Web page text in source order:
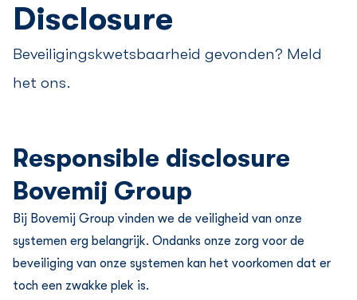
Disclosure
Beveiligingskwetsbaarheid gevonden? Meld
het ons.
Responsible disclosure
Bovemij Group
Bij Bovemij Group vinden we de veiligheid van onze
systemen erg belangrĳk. Ondanks onze zorg voor de
beveiliging van onze systemen kan het voorkomen dat er
toch een zwakke plek is.